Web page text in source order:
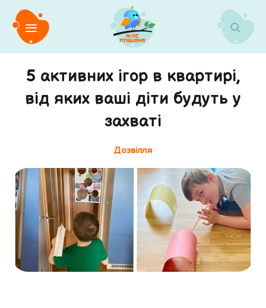
5 активних ігор в квартирі,
від яких ваші діти будуть у
захваті
Дозвілля